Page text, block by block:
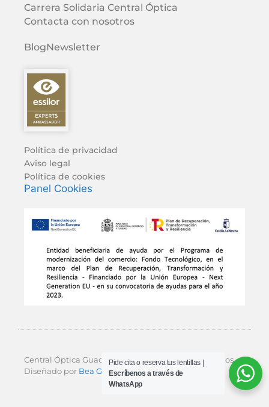
Carrera Solidaria Central Óptica
Contacta con nosotros
BlogNewsletter
Política de privacidad
Aviso legal
Política de cookies
Panel Cookies
Central Óptica Guadalajara © 2026 Todos los derechos.
Diseñado por Bea Garcés Estudioy Digital Bros.
Pide cita o reserva tus lentillas |
Escríbenos a través de
WhatsApp